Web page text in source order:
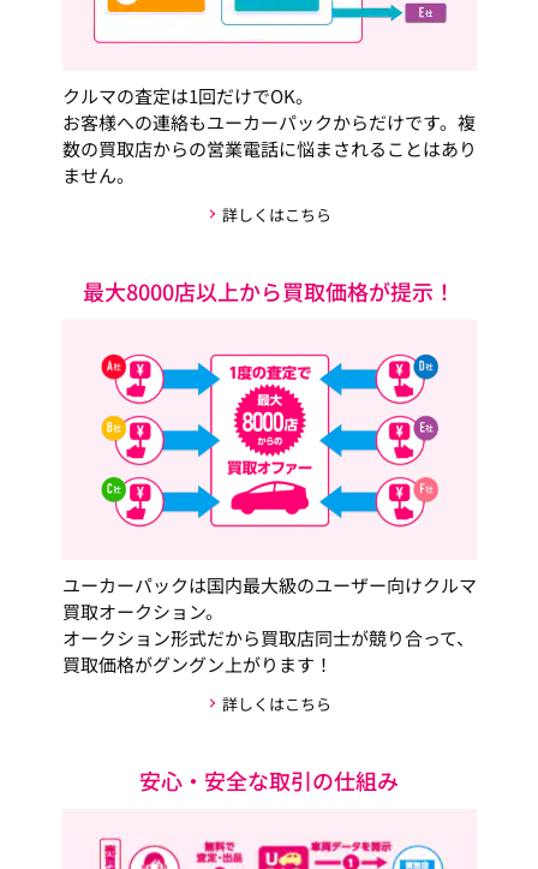
クルマの査定は1回だけでOK。
お客様への連絡もユーカーパックからだけです。複
数の買取店からの営業電話に悩まされることはあり
ません。
詳しくはこちら
最大8000店以上から買取価格が提示！
ユーカーパックは国内最大級のユーザー向けクルマ
買取オークション。
オークション形式だから買取店同士が競り合って、
買取価格がグングン上がります！
詳しくはこちら
安心・安全な取引の仕組み